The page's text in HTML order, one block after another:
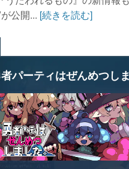
公開... [続きを読む]
パーティはぜんめつしま